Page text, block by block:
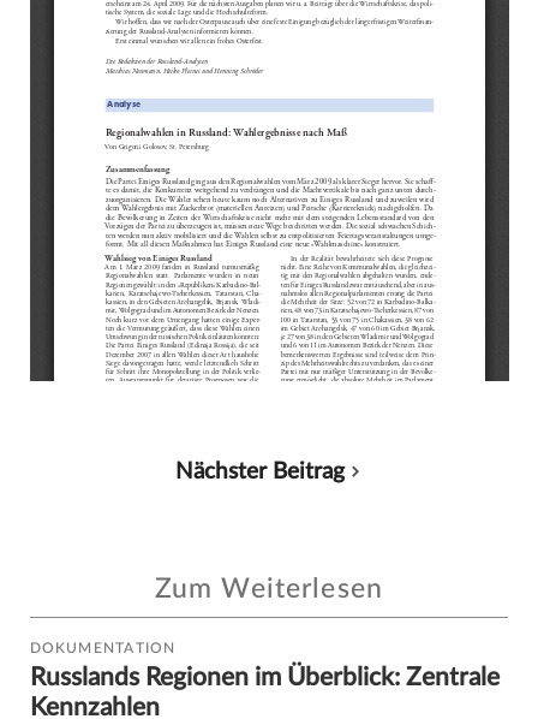
Nächster Beitrag
Zum Weiterlesen
DOKUMENTATION
Russlands Regionen im Überblick: Zentrale
Kennzahlen